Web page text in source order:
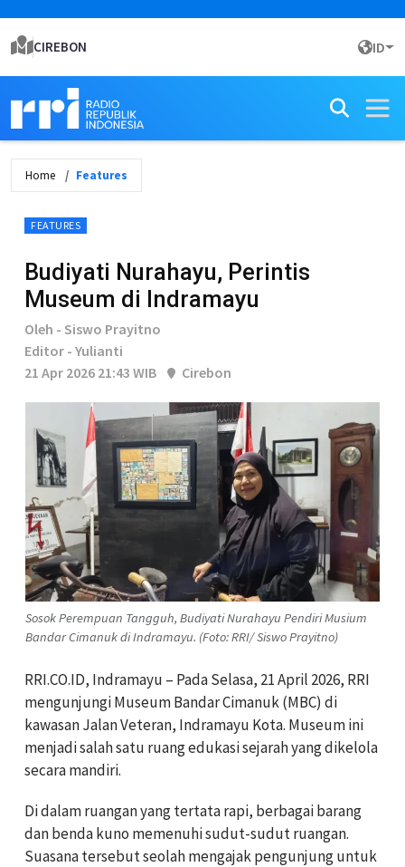
CIREBON ID
Home Features
FEATURES
Budiyati Nurahayu, Perintis
Museum di Indramayu
Oleh - Siswo Prayitno
Editor - Yulianti
21 Apr 2026 21:43 WIB
Cirebon
Sosok Perempuan Tangguh, Budiyati Nurahayu Pendiri Musium
Bandar Cimanuk di Indramayu. (Foto: RRI/ Siswo Prayitno)
RRI.CO.ID, Indramayu – Pada Selasa, 21 April 2026, RRI
mengunjungi Museum Bandar Cimanuk (MBC) di
kawasan Jalan Veteran, Indramayu Kota. Museum ini
menjadi salah satu ruang edukasi sejarah yang dikelola
secara mandiri.
Di dalam ruangan yang tertata rapi, berbagai barang
dan benda kuno memenuhi sudut-sudut ruangan.
Suasana tersebut seolah mengajak pengunjung untuk